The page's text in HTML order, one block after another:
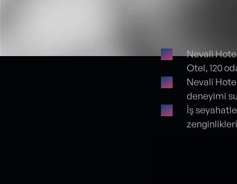
Proje detayları
Nevali
Otel, 120
Nevali
deneyimi
İş